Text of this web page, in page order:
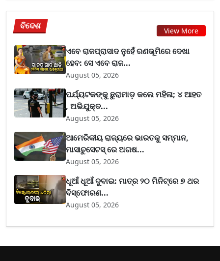
ବିଦେଶ View More
ଏବେ ରାଜପ୍ରାସାଦ ନୁହେଁ ରଣଭୂମିରେ ଦେଖା
ହେବ: ସେ ଏବେ ରାଜ...
August 05, 2026
ପର୍ଯ୍ୟଟକଙ୍କୁ ଛୁରାମାଡ଼ କଲେ ମହିଳା; ୪ ଆହତ
, ଅଭିଯୁକ୍ତ...
August 05, 2026
ଆମେରିକୀୟ ରାଜ୍ୟରେ ଭାରତକୁ ସମ୍ମାନ,
ମାସାଚୁସେଟସ୍ ରେ ଅଗଷ...
August 05, 2026
ଧୂଆଁ ଧୂଆଁ ଦୁବାଇ: ମାତ୍ର ୨୦ ମିନିଟ୍‌ରେ ୭ ଥର
ବିସ୍ଫୋରଣ...
August 05, 2026